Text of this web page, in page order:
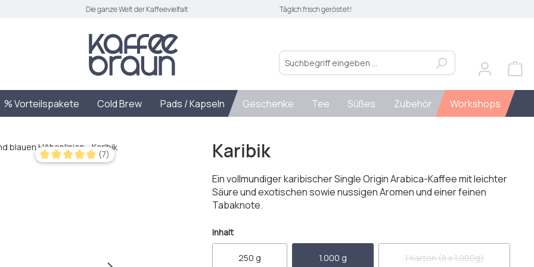
Die ganze Welt der Kaffeevielfalt Täglich frisch geröstet!
% Vorteilspakete Cold Brew Pads / Kapseln Geschenke Tee Süßes Zubehör Workshops
Durchschnittliche Bewertung von 5 von 5 Sternen
(7) Karibik
Ein vollmundiger karibischer Single Origin Arabica-Kaffee mit leichter
Säure und exotischen sowie nussigen Aromen und einer feinen
Tabaknote.
Inhaltauswählen
250 g 1.000 g 1 Karton (8 x 1.000g)
(Diese Option ist zurzeit